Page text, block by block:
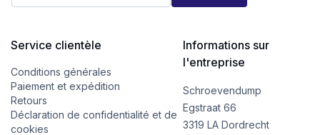
a
*
-
m
a
i
l
m
l
Service clientèle
Conditions générales
Paiement et expédition
Retours
Déclaration de confidentialité et de
cookies
Informations sur
l'entreprise
Schroevendump
Egstraat 66
3319 LA Dordrecht